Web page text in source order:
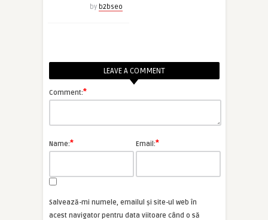
by b2bseo
LEAVE A COMMENT
Comment:*
Name:* Email:*
Salvează-mi numele, emailul și site-ul web în
acest navigator pentru data viitoare când o să